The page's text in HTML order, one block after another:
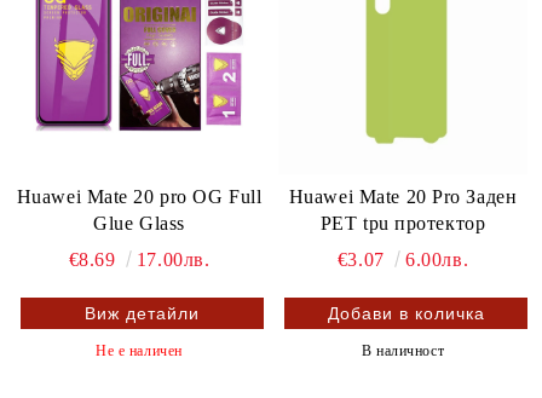
Huawei Mate 20 pro OG Full
Glue Glass
€8.69
17.00лв.
Виж детайли
Не е наличен
Huawei Mate 20 Pro Заден
PET tpu протектор
€3.07
6.00лв.
В наличност